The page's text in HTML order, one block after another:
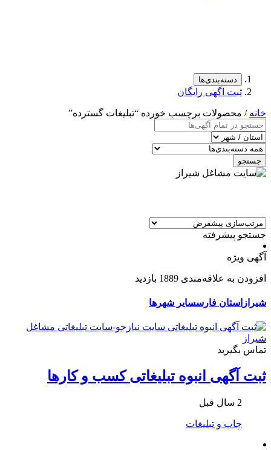
دسته‌بندی‌ها
ثبت اگهی رایگان
خانه / محصولات برچسب خورده “تبلیغات گسترده”
جستجو
جستجو پیشرفته
آگهی ویژه
افزودن به علاقه‌مندی 1889 بازدید
شیراز استان فارسسایر شهرها
تماس بگیرید
ثبت آگهی انبوه تبلیغاتی کسب و کارها
2 سال قبل
چاپ و تبلیغات